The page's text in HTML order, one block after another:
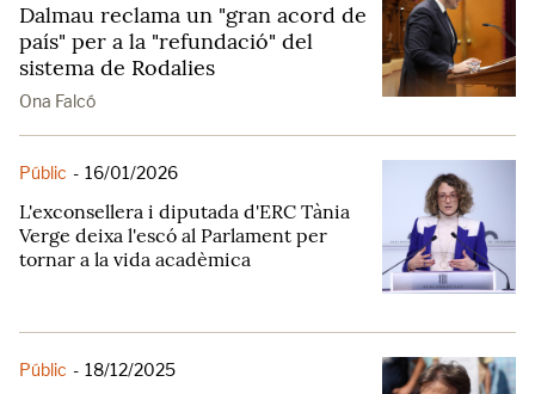
Dalmau reclama un "gran acord de
país" per a la "refundació" del
sistema de Rodalies
Ona Falcó
Públic - 16/01/2026
L'exconsellera i diputada d'ERC Tània
Verge deixa l'escó al Parlament per
tornar a la vida acadèmica
Públic - 18/12/2025